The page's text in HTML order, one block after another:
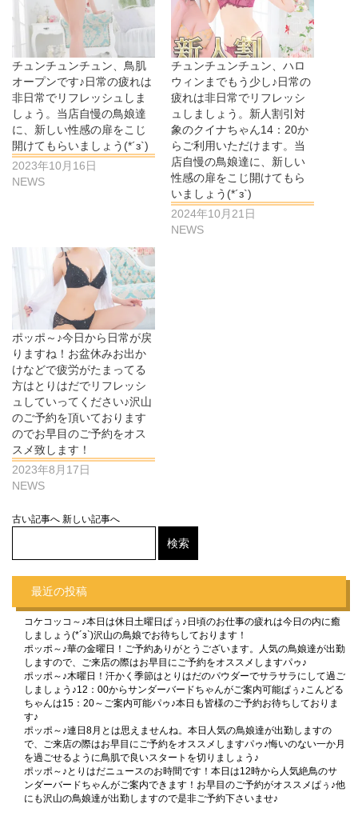
チュンチュンチュン、鳥肌
オープンです♪日常の疲れは
非日常でリフレッシュしま
しょう。当店自慢の鳥娘達
に、新しい性感の扉をこじ
開けてもらいましょう(*´з`)
2023年10月16日
NEWS
チュンチュンチュン、ハロ
ウィンまでもう少し♪日常の
疲れは非日常でリフレッシ
ュしましょう。新人割引対
象のクイナちゃん14：20か
らご利用いただけます。当
店自慢の鳥娘達に、新しい
性感の扉をこじ開けてもら
いましょう(*´з`)
2024年10月21日
NEWS
ポッポ～♪今日から日常が戻
りますね！お盆休みお出か
けなどで疲労がたまってる
方はとりはだでリフレッシ
ュしていってください♪沢山
のご予約を頂いております
のでお早目のご予約をオス
スメ致します！
2023年8月17日
NEWS
古い記事へ 新しい記事へ
最近の投稿
コケコッコ～♪本日は休日土曜日ぱぅ♪日頃のお仕事の疲れは今日の内に癒
しましょう(*´з`)沢山の鳥娘でお待ちしております！
ポッポ～♪華の金曜日！ご予約ありがとうございます。人気の鳥娘達が出勤
しますので、ご来店の際はお早目にご予約をオススメしますパゥ♪
ポッポ～♪木曜日！汗かく季節はとりはだのパウダーでサラサラにして過ご
しましょう♪12：00からサンダーバードちゃんがご案内可能ぱぅ♪こんどる
ちゃんは15：20～ご案内可能パゥ♪本日も皆様のご予約お待ちしておりま
す♪
ポッポ～♪連日8月とは思えませんね。本日人気の鳥娘達が出勤しますの
で、ご来店の際はお早目にご予約をオススメしますパゥ♪悔いのない一か月
を過ごせるように鳥肌で良いスタートを切りましょう♪
ポッポ～♪とりはだニュースのお時間です！本日は12時から人気絶鳥のサ
ンダーバードちゃんがご案内できます！お早目のご予約がオススメぱぅ♪他
にも沢山の鳥娘達が出勤しますので是非ご予約下さいませ♪